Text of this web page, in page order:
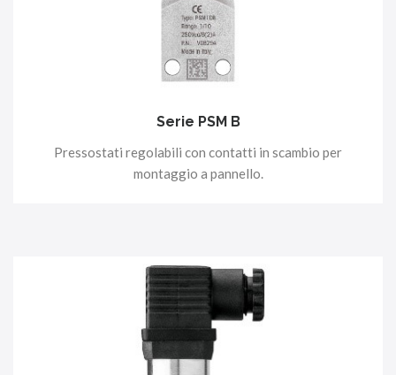
Serie PSM B
Pressostati regolabili con contatti in scambio per
montaggio a pannello.